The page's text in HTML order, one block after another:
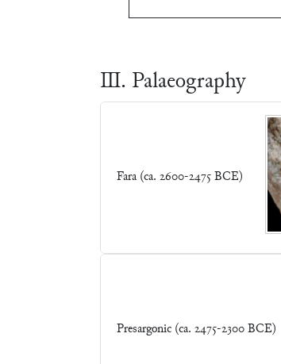
Ⅲ. Palaeography
Fara (ca. 2600-2475 BCE)
Presargonic (ca. 2475-2300 BCE)